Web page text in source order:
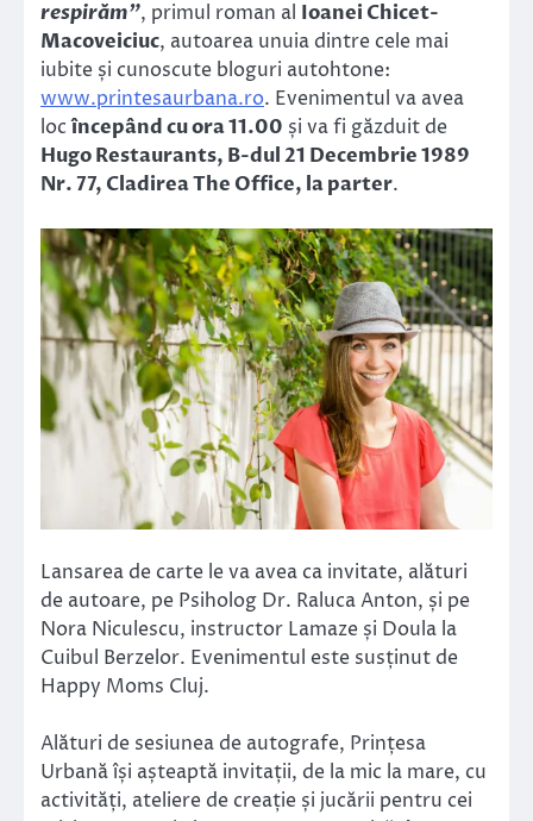
respirăm”, primul roman al Ioanei Chicet-
Macoveiciuc, autoarea unuia dintre cele mai
iubite și cunoscute bloguri autohtone:
www.printesaurbana.ro. Evenimentul va avea
locîncepând cu ora 11.00 și va fi găzduit de
Hugo Restaurants, B-dul 21 Decembrie 1989
Nr. 77, Cladirea The Office, la parter.
Lansarea de carte le va avea ca invitate, alături
de autoare, pe Psiholog Dr. Raluca Anton, și pe
Nora Niculescu, instructor Lamaze și Doula la
Cuibul Berzelor. Evenimentul este susținut de
Happy Moms Cluj.
Alături de sesiunea de autografe, Prințesa
Urbană își așteaptă invitații, de la mic la mare, cu
activități, ateliere de creație și jucării pentru cei